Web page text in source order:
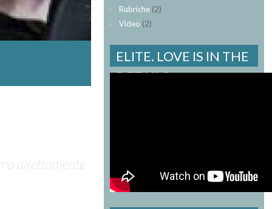
direttamente
Rubriche (2)
Video (2)
ELITE. LOVE IS IN THE
DETAILS.